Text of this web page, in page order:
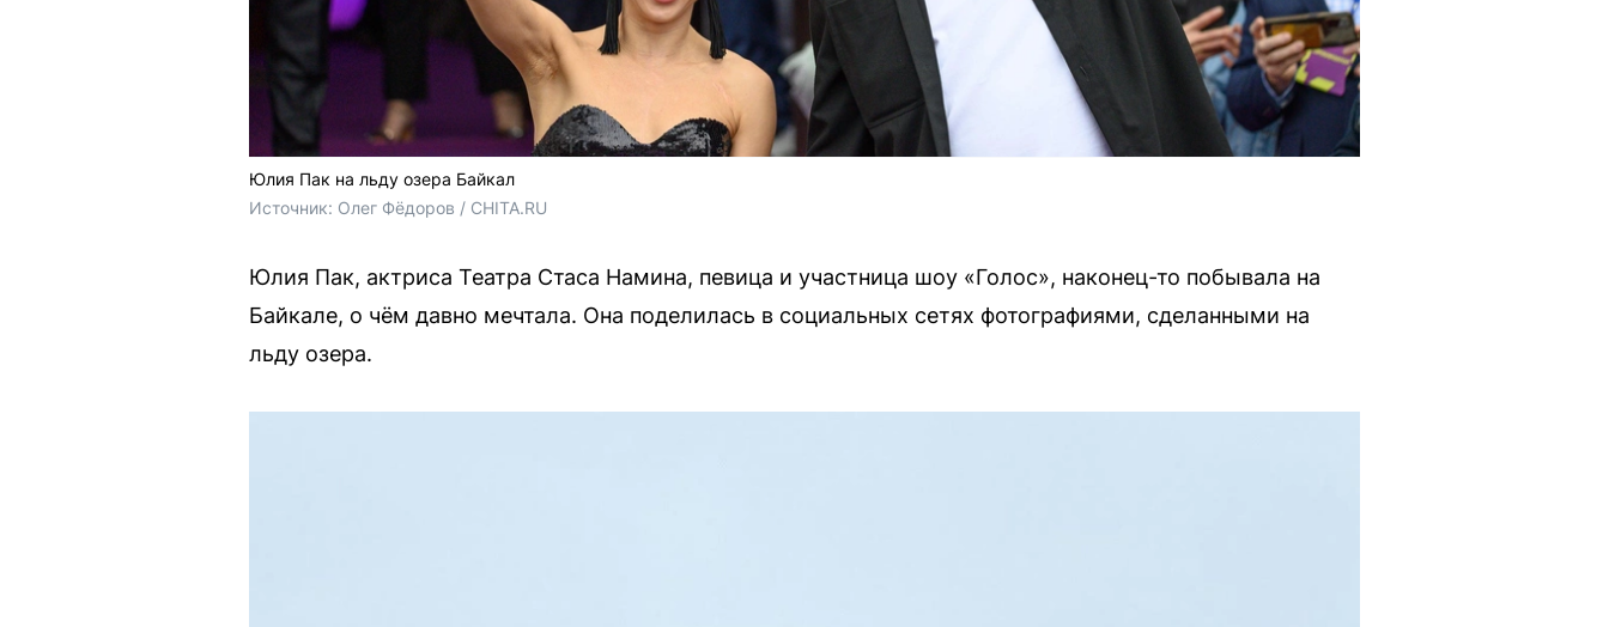
Юлия Пак на льду озера Байкал
Источник: Олег Фёдоров / CHITA.RU
Юлия Пак, актриса Театра Стаса Намина, певица и участница шоу «Голос», наконец-то побывала на
Байкале, о чём давно мечтала. Она поделилась в социальных сетях фотографиями, сделанными на
льду озера.